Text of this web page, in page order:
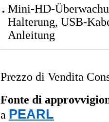
Mini-HD-
Halterung, USB-
Anleitung
Prezzo di Vendita
Fonte di
a PEARL